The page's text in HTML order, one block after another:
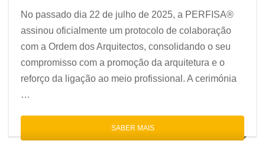
No passado dia 22 de julho de 2025, a PERFISA®
assinou oficialmente um protocolo de colaboração
com a Ordem dos Arquitectos, consolidando o seu
compromisso com a promoção da arquitetura e o
reforço da ligação ao meio profissional. A cerimónia
…
SABER MAIS